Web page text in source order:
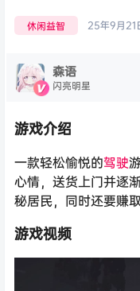
休闲益智 25年9月21
森语
闪亮明星
游戏介绍
一款轻松愉悦的驾驶
心情，送货上门并逐
秘居民，同时还要赚
游戏视频